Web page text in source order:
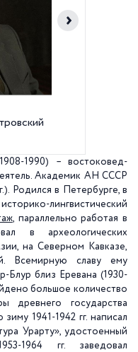
1990)
– востоковед-
Академик АН СССР
Родился в Петербурге, в
лингвистический
, параллельно работая в
в археологических
на Северном Кавказе,
Всемирную славу ему
Блур близ Еревана (1930-
большое количество
древнего государства
1941-1942 гг. написал
Урарту», удостоенный
1964 гг. заведовал